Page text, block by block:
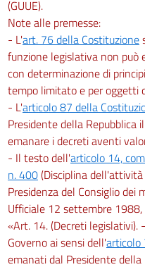
(GUUE).
Note alle premesse:
- L'art. 76 della Costituzione
funzione legislativa non può
con determinazione di
tempo limitato e per oggetti
- L'articolo 87 della
Presidente della Repubblica
emanare i decreti aventi
- Il testo dell'articolo 14,
n. 400(Disciplina
Presidenza del Consiglio dei
Ufficiale 12 settembre 1988,
«Art. 14. (Decreti
Governo ai sensi dell'articolo
emanati dal Presidente